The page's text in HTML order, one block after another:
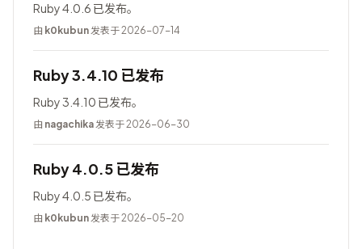
Ruby 4.0.6 已发布。
由 k0kubun发表于 2026-07-14
Ruby 3.4.10 已发布
Ruby 3.4.10 已发布。
由 nagachika发表于 2026-06-30
Ruby 4.0.5 已发布
Ruby 4.0.5 已发布。
由 k0kubun发表于 2026-05-20